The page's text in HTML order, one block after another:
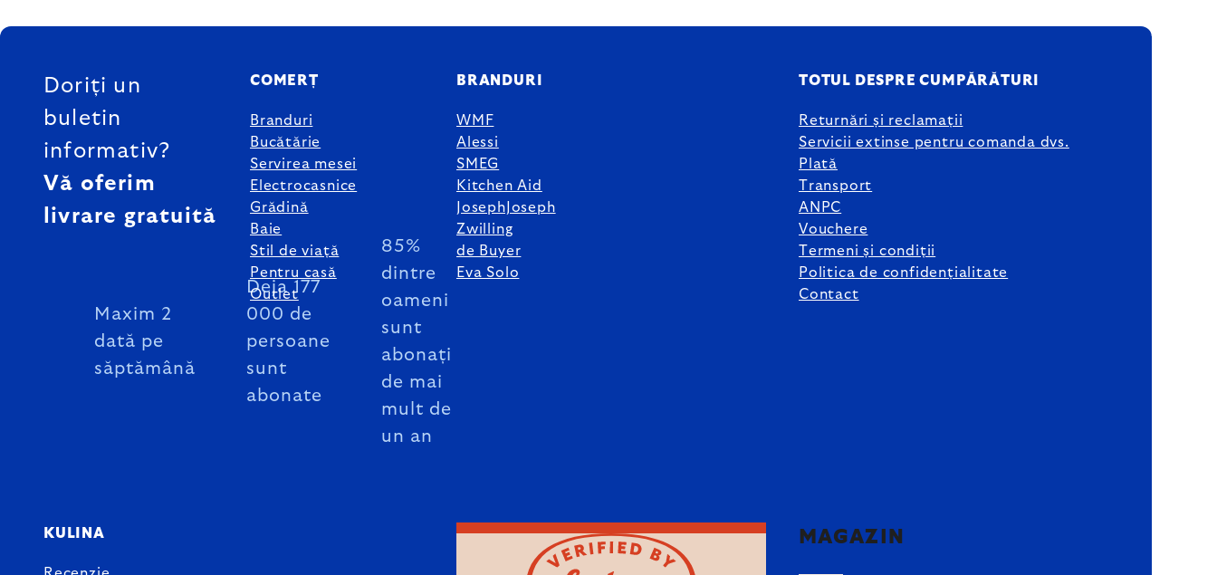
SUBSOL
Doriți un
buletin
informativ?
Vă oferim
livrare gratuită
Maxim 2
dată pe
săptămână
Deja 177
000 de
persoane
sunt
abonate
85%
dintre
oameni
sunt
abonați
de mai
mult de
un an
COMERȚ
Branduri
Bucătărie
Servirea mesei
Electrocasnice
Grădină
Baie
Stil de viață
Pentru casă
Outlet
BRANDURI
WMF
Alessi
SMEG
Kitchen Aid
JosephJoseph
Zwilling
de Buyer
Eva Solo
TOTUL DESPRE CUMPĂRĂTURI
Returnări și reclamații
Servicii extinse pentru comanda dvs.
Plată
Transport
ANPC
Vouchere
Termeni și condiții
Politica de confidențialitate
Contact
KULINA MAGAZIN